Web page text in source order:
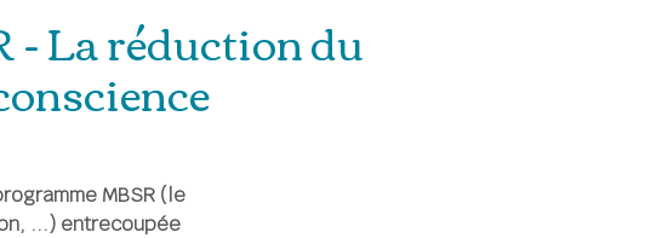
- La réduction du
MBSR (le
...) entrecoupée